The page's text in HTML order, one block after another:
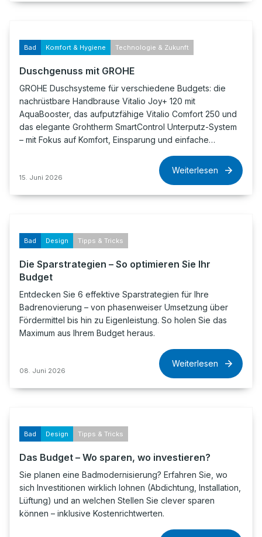
Bad Komfort & Hygiene Technologie & Zukunft
Duschgenuss mit GROHE
GROHE Duschsysteme für verschiedene Budgets: die
nachrüstbare Handbrause Vitalio Joy+ 120 mit
AquaBooster, das aufputzfähige Vitalio Comfort 250 und
das elegante Grohtherm SmartControl Unterputz-System
– mit Fokus auf Komfort, Einsparung und einfache…
15. Juni 2026
Weiterlesen
Bad Design Tipps & Tricks
Die Sparstrategien – So optimieren Sie Ihr
Budget
Entdecken Sie 6 effektive Sparstrategien für Ihre
Badrenovierung – von phasenweiser Umsetzung über
Fördermittel bis hin zu Eigenleistung. So holen Sie das
Maximum aus Ihrem Budget heraus.
08. Juni 2026
Weiterlesen
Bad Design Tipps & Tricks
Das Budget – Wo sparen, wo investieren?
Sie planen eine Badmodernisierung? Erfahren Sie, wo
sich Investitionen wirklich lohnen (Abdichtung, Installation,
Lüftung) und an welchen Stellen Sie clever sparen
können – inklusive Kostenrichtwerten.